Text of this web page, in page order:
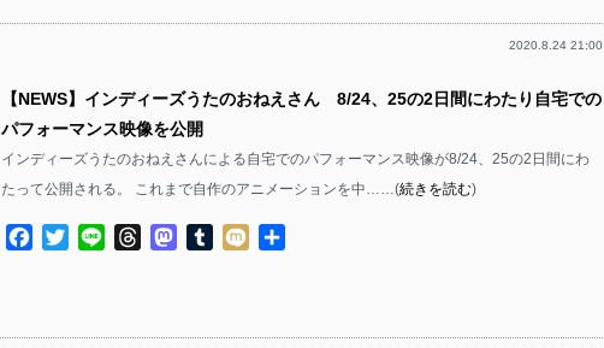
2020.8.24 21:00
【NEWS】インディーズうたのおねえさん 8/24、25の2日間にわたり自宅での
パフォーマンス映像を公開
インディーズうたのおねえさんによる自宅でのパフォーマンス映像が8/24、25の2日間にわ
たって公開される。 これまで自作のアニメーションを中……(続きを読む)
Facebook
TwitterLine ThreadsMastodon
TumblrMixi